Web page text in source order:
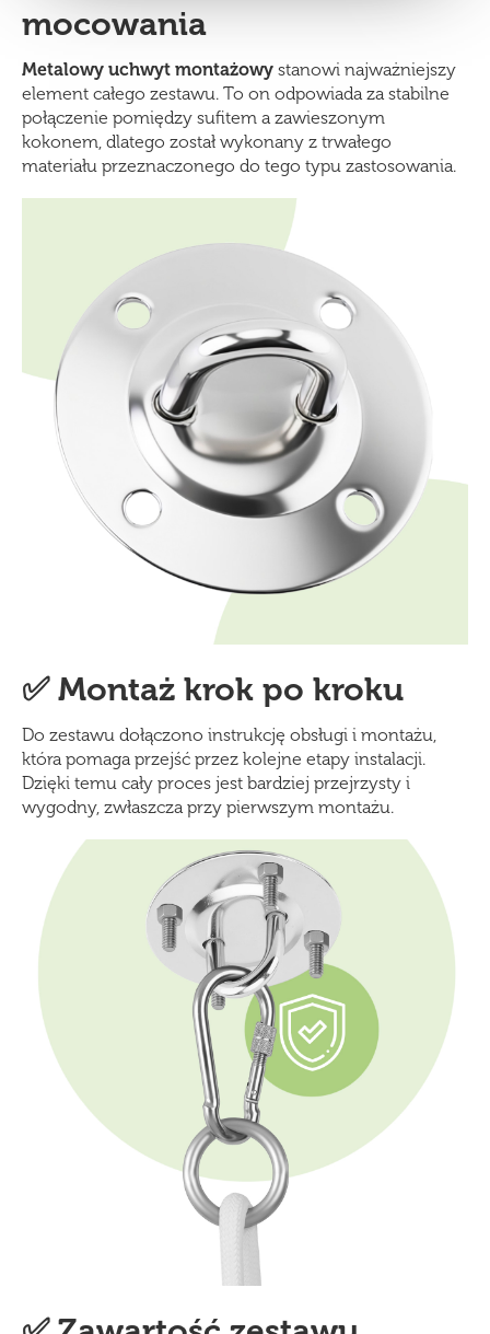
mocowania
Metalowy uchwyt montażowy stanowi najważniejszy
element całego zestawu. To on odpowiada za stabilne
połączenie pomiędzy sufitem a zawieszonym
kokonem, dlatego został wykonany z trwałego
materiału przeznaczonego do tego typu zastosowania.
✅ Montaż krok po kroku
Do zestawu dołączono instrukcję obsługi i montażu,
która pomaga przejść przez kolejne etapy instalacji.
Dzięki temu cały proces jest bardziej przejrzysty i
wygodny, zwłaszcza przy pierwszym montażu.